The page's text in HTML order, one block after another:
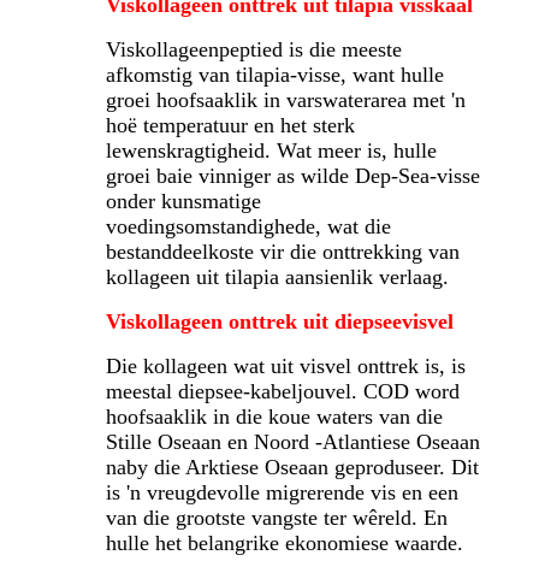
Viskollageenpeptied is die meeste
afkomstig van tilapia-visse, want hulle
groei hoofsaaklik in varswaterarea met 'n
hoë temperatuur en het sterk
lewenskragtigheid. Wat meer is, hulle
groei baie vinniger as wilde Dep-Sea-visse
onder kunsmatige
voedingsomstandighede, wat die
bestanddeelkoste vir die onttrekking van
kollageen uit tilapia aansienlik verlaag.
Viskollageen onttrek uit diepseevisvel
Die kollageen wat uit visvel onttrek is, is
meestal diepsee-kabeljouvel. COD word
hoofsaaklik in die koue waters van die
Stille Oseaan en Noord -Atlantiese Oseaan
naby die Arktiese Oseaan geproduseer. Dit
is 'n vreugdevolle migrerende vis en een
van die grootste vangste ter wêreld. En
hulle het belangrike ekonomiese waarde.